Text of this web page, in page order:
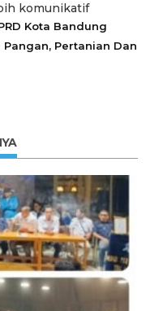
komunikatif
Kota Bandung
Pertanian Dan